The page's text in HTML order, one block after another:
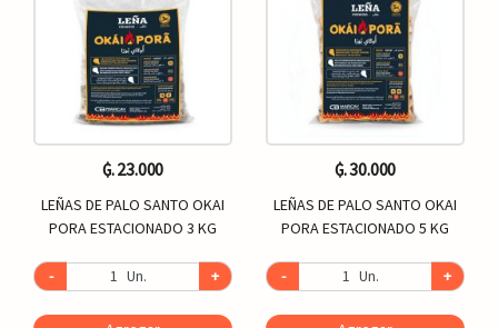
₲. 23.000
LEÑAS DE PALO SANTO OKAI
PORA ESTACIONADO 3 KG
- Un. +
₲. 30.000
LEÑAS DE PALO SANTO OKAI
PORA ESTACIONADO 5 KG
- Un. +